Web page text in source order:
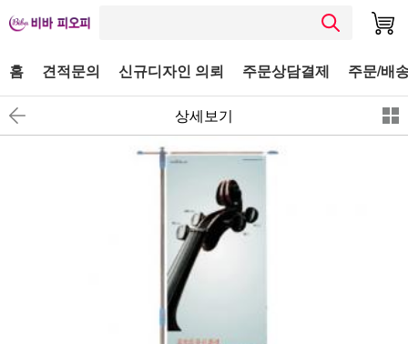
홈 견적문의 신규디자인 의뢰 주문상담결제 주문/배
상세보기